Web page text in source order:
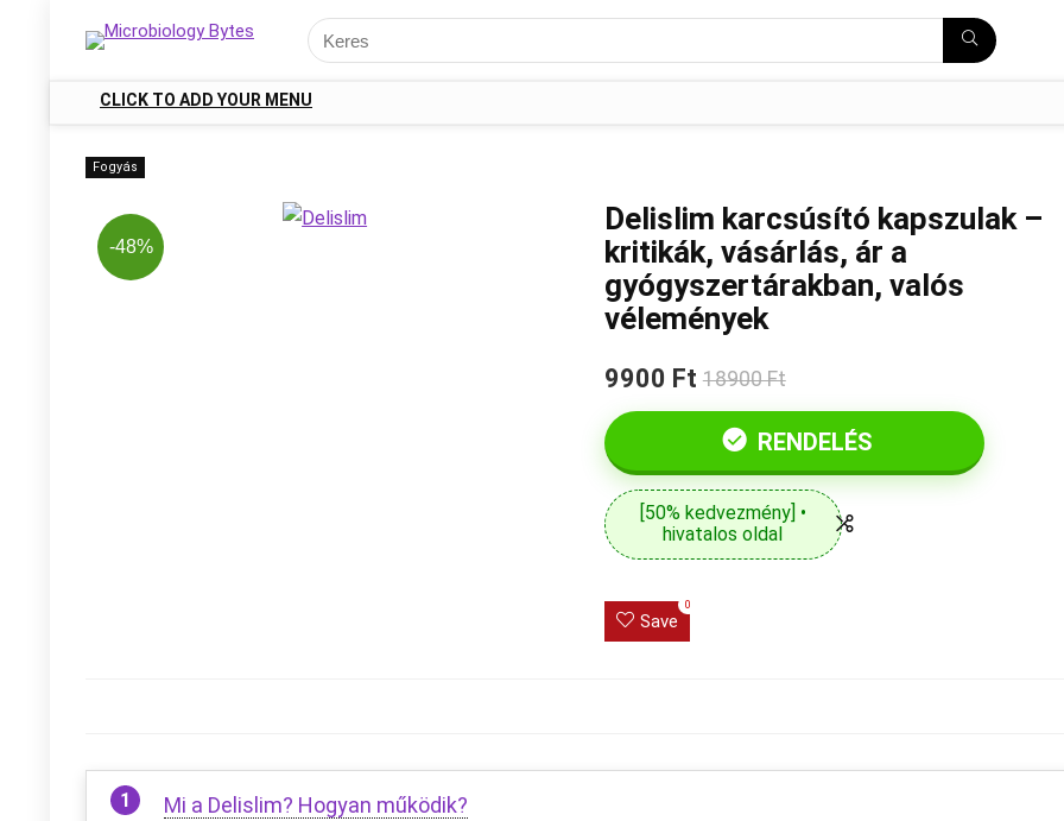
CLICK TO ADD YOUR MENU
Fogyás
-48%
Delislim karcsúsító kapszulak –
kritikák, vásárlás, ár a
gyógyszertárakban, valós
vélemények
9900 Ft 18900 Ft
RENDELÉS
[50% kedvezmény] •
hivatalos oldal
Save
0
Mi a Delislim? Hogyan működik?